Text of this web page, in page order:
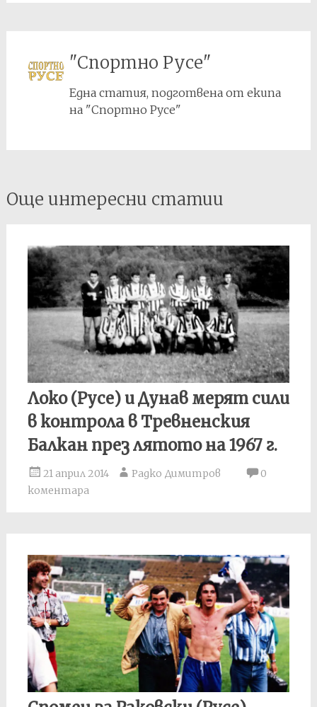
"Спортно Русе"
Една статия, подготвена от екипа
на "Спортно Русе"
Post
navigation
Още интересни статии
Локо (Русе) и Дунав мерят сили
в контрола в Тревненския
Балкан през лятото на 1967 г.
21 април 2014 Радко Димитров
0
коментара